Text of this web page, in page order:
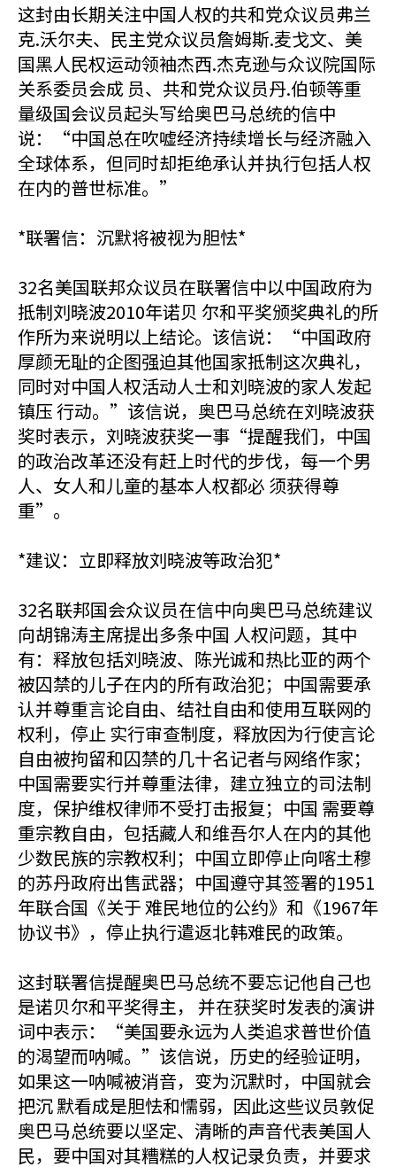
这封由长期关注中国人权的共和党众议员弗兰
克.沃尔夫、民主党众议员詹姆斯.麦戈文、美
国黑人民权运动领袖杰西.杰克逊与众议院国际
关系委员会成 员、共和党众议员丹.伯顿等重
量级国会议员起头写给奥巴马总统的信中
说：“中国总在吹嘘经济持续增长与经济融入
全球体系，但同时却拒绝承认并执行包括人权
在内的普世标准。”
*联署信：沉默将被视为胆怯*
32名美国联邦众议员在联署信中以中国政府为
抵制刘晓波2010年诺贝 尔和平奖颁奖典礼的所
作所为来说明以上结论。该信说：“中国政府
厚颜无耻的企图强迫其他国家抵制这次典礼，
同时对中国人权活动人士和刘晓波的家人发起
镇压 行动。”该信说，奥巴马总统在刘晓波获
奖时表示，刘晓波获奖一事“提醒我们，中国
的政治改革还没有赶上时代的步伐，每一个男
人、女人和儿童的基本人权都必 须获得尊
重”。
*建议：立即释放刘晓波等政治犯*
32名联邦国会众议员在信中向奥巴马总统建议
向胡锦涛主席提出多条中国 人权问题，其中
有：释放包括刘晓波、陈光诚和热比亚的两个
被囚禁的儿子在内的所有政治犯；中国需要承
认并尊重言论自由、结社自由和使用互联网的
权利，停止 实行审查制度，释放因为行使言论
自由被拘留和囚禁的几十名记者与网络作家；
中国需要实行并尊重法律，建立独立的司法制
度，保护维权律师不受打击报复；中国 需要尊
重宗教自由，包括藏人和维吾尔人在内的其他
少数民族的宗教权利；中国立即停止向喀土穆
的苏丹政府出售武器；中国遵守其签署的1951
年联合国《关于 难民地位的公约》和《1967年
协议书》，停止执行遣返北韩难民的政策。
这封联署信提醒奥巴马总统不要忘记他自己也
是诺贝尔和平奖得主， 并在获奖时发表的演讲
词中表示：“美国要永远为人类追求普世价值
的渴望而呐喊。”该信说，历史的经验证明，
如果这一呐喊被消音，变为沉默时，中国就会
把沉 默看成是胆怯和懦弱，因此这些议员敦促
奥巴马总统要以坚定、清晰的声音代表美国人
民，要中国对其糟糕的人权记录负责，并要求